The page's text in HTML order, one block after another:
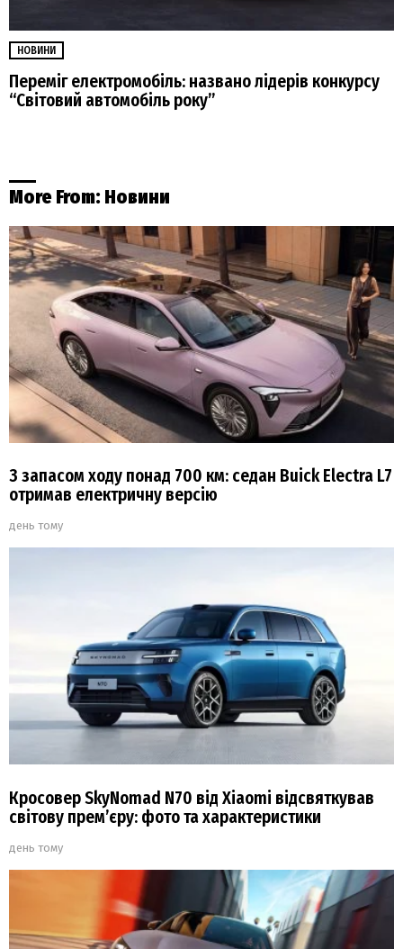
НОВИНИ
Переміг електромобіль: названо лідерів конкурсу
“Світовий автомобіль року”
More From: Новини
З запасом ходу понад 700 км: седан Buick Electra L7
отримав електричну версію
день тому
Кросовер SkyNomad N70 від Xiaomi відсвяткував
світову прем’єру: фото та характеристики
день тому